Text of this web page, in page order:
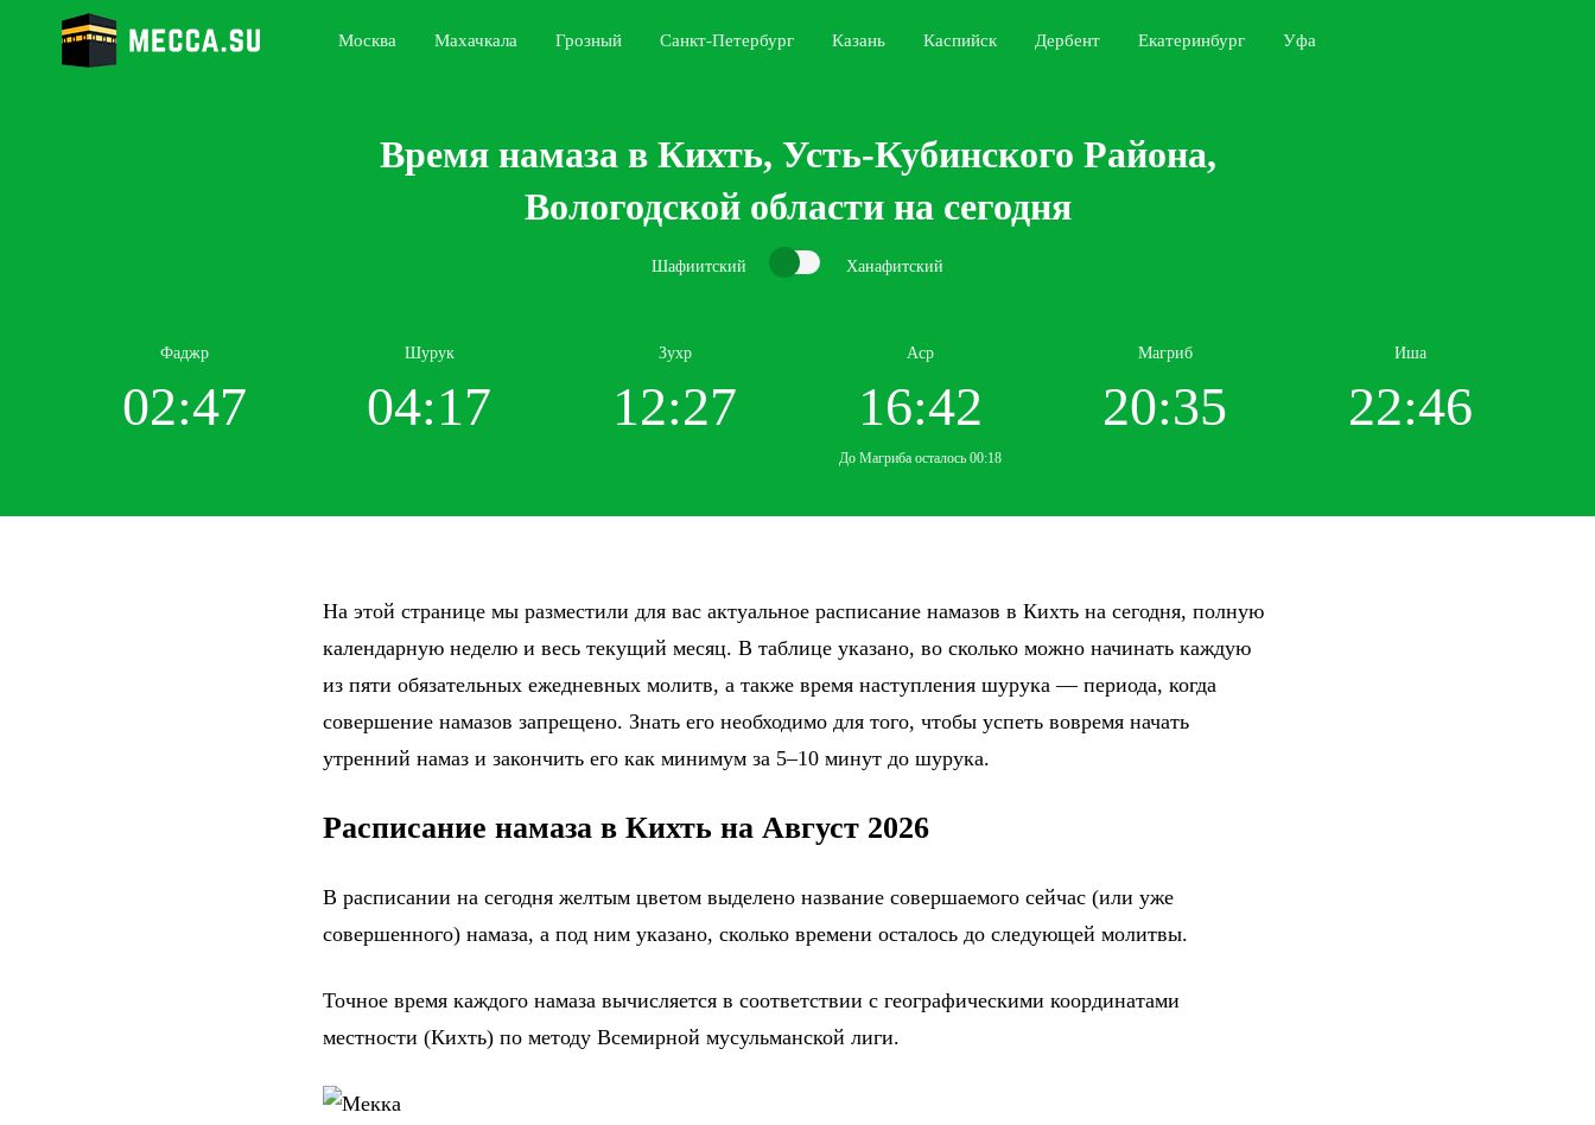
Москва Махачкала Грозный Санкт-Петербург Казань Каспийск Дербент Екатеринбург Уфа
Время намаза в Кихть, Усть-Кубинского Района,
Вологодской области на сегодня
Шафиитский Ханафитский
Фаджр
02:47
Шурук
04:17
Зухр
12:27
Аср
16:42
До Магриба осталось 00:18
Магриб
20:35
Иша
22:46
На этой странице мы разместили для вас актуальное расписание намазов в Кихть на сегодня, полную
календарную неделю и весь текущий месяц. В таблице указано, во сколько можно начинать каждую
из пяти обязательных ежедневных молитв, а также время наступления шурука — периода, когда
совершение намазов запрещено. Знать его необходимо для того, чтобы успеть вовремя начать
утренний намаз и закончить его как минимум за 5–10 минут до шурука.
Расписание намаза в Кихть на Август 2026
В расписании на сегодня желтым цветом выделено название совершаемого сейчас (или уже
совершенного) намаза, а под ним указано, сколько времени осталось до следующей молитвы.
Точное время каждого намаза вычисляется в соответствии с географическими координатами
местности (Кихть) по методу Всемирной мусульманской лиги.